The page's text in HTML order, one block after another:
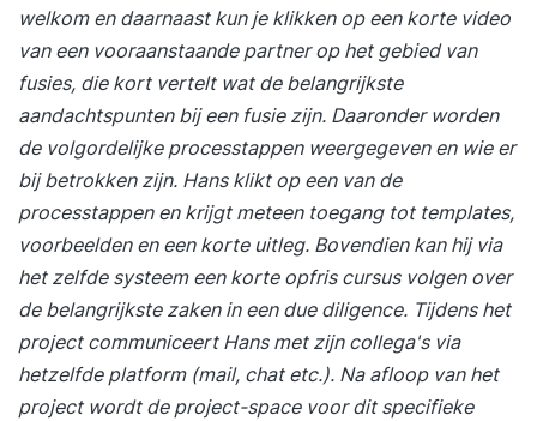
welkom en daarnaast kun je klikken op een korte video
van een vooraanstaande partner op het gebied van
fusies, die kort vertelt wat de belangrijkste
aandachtspunten bij een fusiezijn. Daaronder worden
de volgordelijke processtappen weergegeven en wie er
bij betrokken zijn. Hans klikt op een van de
processtappen en krijgt meteen toegang tot templates,
voorbeelden en een korte uitleg. Bovendien kan hij via
het zelfde systeem een korte opfris cursus volgen over
de belangrijkste zaken in een due diligence. Tijdens het
project communiceert Hans met zijn collega's via
hetzelfde platform (mail, chat etc.). Na afloop van het
project wordt de project-space voor dit specifieke